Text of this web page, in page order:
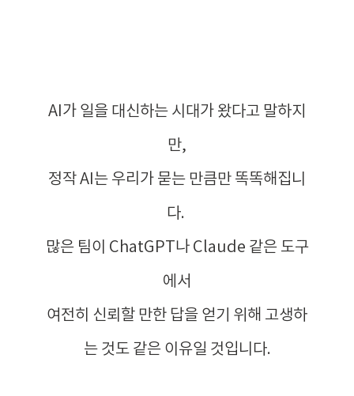
AI가 일을 대신하는 시대가 왔다고 말하지
만,
정작 AI는 우리가 묻는 만큼만 똑똑해집니
다.
많은 팀이 ChatGPT나 Claude 같은 도구
에서
여전히 신뢰할 만한 답을 얻기 위해 고생하
는 것도 같은 이유일 것입니다.